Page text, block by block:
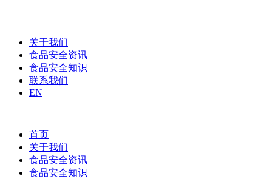
关于我们
食品安全资讯
食品安全知识
联系我们
EN
首页
关于我们
食品安全资讯
食品安全知识